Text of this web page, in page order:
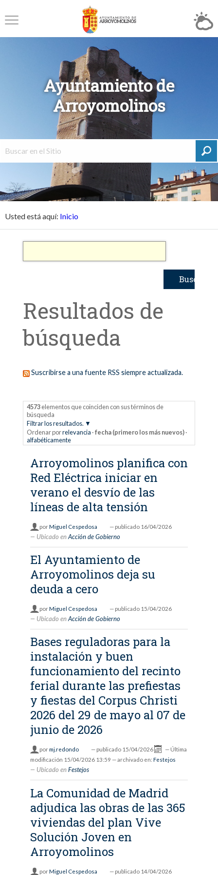
Ayuntamiento de
Arroyomolinos
Usted está aquí: Inicio
Resultados de
búsqueda
Suscribirse a una fuente RSS siempre actualizada.
4573elementos que coinciden con sus términos de
búsqueda
Filtrar los resultados.
Ordenar porrelevancia ·fecha (primero los más nuevos) ·
alfabéticamente
Arroyomolinos planifica con
Red Eléctrica iniciar en
verano el desvío de las
líneas de alta tensión
porMiguel Cespedosa — publicado 16/04/2026
Ubicado en Acción de Gobierno
El Ayuntamiento de
Arroyomolinos deja su
deuda a cero
porMiguel Cespedosa — publicado 15/04/2026
Ubicado en Acción de Gobierno
Bases reguladoras para la
instalación y buen
funcionamiento del recinto
ferial durante las prefiestas
y fiestas del Corpus Christi
2026 del 29 de mayo al 07 de
junio de 2026
pormj.redondo — publicado 15/04/2026 — Última
modificación 15/04/2026 13:59 — archivado en: Festejos
Ubicado en Festejos
La Comunidad de Madrid
adjudica las obras de las 365
viviendas del plan Vive
Solución Joven en
Arroyomolinos
porMiguel Cespedosa — publicado 14/04/2026